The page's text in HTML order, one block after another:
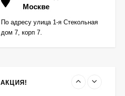
Примечание
Москве
По адресу улица 1-я Стекольная
дом 7, корп 7.
АКЦИЯ!
K15,K21,K25
Цена по